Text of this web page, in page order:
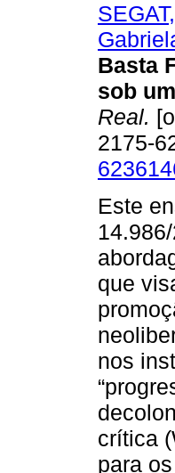
Basta
sob
Real.
2175-
Este
que
nos
crítica
para